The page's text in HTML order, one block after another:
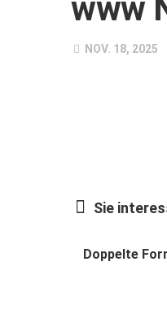
www
NOV. 18, 2025
Sie
Doppelte